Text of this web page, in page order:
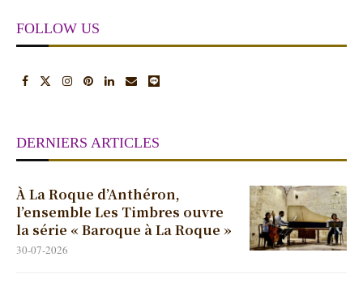
FOLLOW US
DERNIERS ARTICLES
À La Roque d’Anthéron,
l’ensemble Les Timbres ouvre
la série « Baroque à La Roque »
30-07-2026